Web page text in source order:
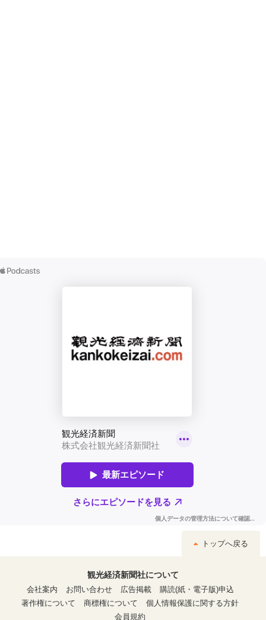
トップへ戻る
観光経済新聞社について
会社案内
お問い合わせ 広告掲載
購読(紙・電子版)申込
著作権について
商標権について
個人情報保護に関する方針
会員規約